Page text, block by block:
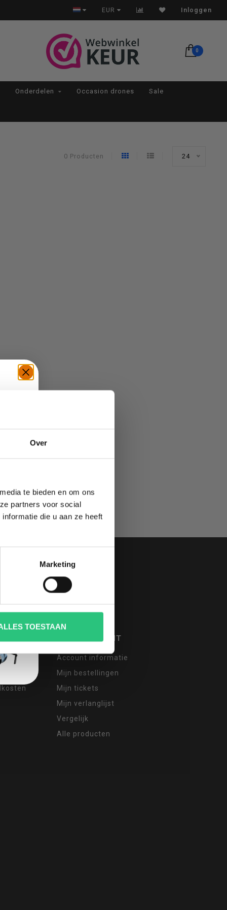
Over
te bieden en om ons
partners voor social
die u aan ze heeft
Marketing
TOESTAAN
Op werkdagen voor 22:00 besteld, morgen in huis*
EUR Inloggen
0
Onderdelen Occasion drones Sale
0 Producten 24
MIJN ACCOUNT
Account informatie
Mijn bestellingen
Mijn tickets
Mijn verlanglijst
Vergelijk
Alle producten